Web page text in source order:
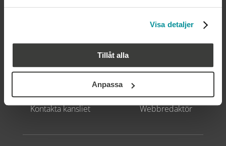
Visa detaljer
Tillåt alla
Anpassa
Kontakta regionerna
Kontakta parterna
Kontakta kansliet
GDPR
Webbredaktör